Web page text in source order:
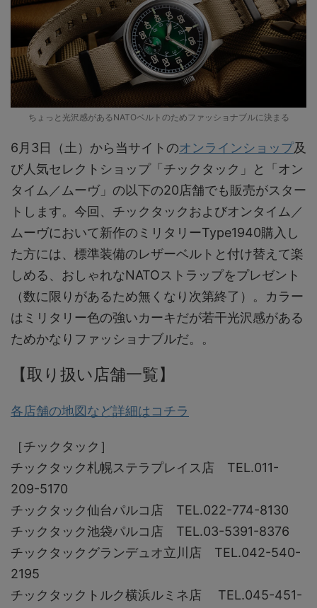
ちょっと光沢感があるNATOベルトのためファッショナブルに決まる
6月3日（土）から当サイトのオンラインショップ及
び人気セレクトショップ「チックタック」と「オン
タイム／ムーヴ」の以下の20店舗でも販売がスター
トします。今回、チックタックおよびオンタイム／
ムーヴにおいて新作のミリタリーType1940購入し
た方には、標準装備のレザーベルトと付け替えて楽
しめる、おしゃれなNATOストラップをプレゼント
（数に限りがあるため無くなり次第終了）。カラー
はミリタリー色の強いカーキだが若干光沢感がある
ためかなりファッショナブルだ。。
【取り扱い店舗一覧】
各店舗の地図など詳細はコチラ
［チックタック］
チックタック札幌ステラプレイス店 TEL.011-
209-5170
チックタック仙台パルコ店 TEL.022-774-8130
チックタック池袋パルコ店 TEL.03-5391-8376
チックタックグランデュオ立川店 TEL.042-540-
2195
チックタックトルク横浜ルミネ店 TEL.045-451-